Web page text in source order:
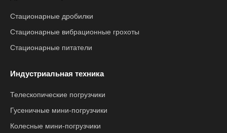
Стационарные дробилки
Стационарные вибрационные грохоты
Стационарные питатели
Индустриальная техника
Телескопические погрузчики
Гусеничные мини-погрузчики
Колесные мини-погрузчики